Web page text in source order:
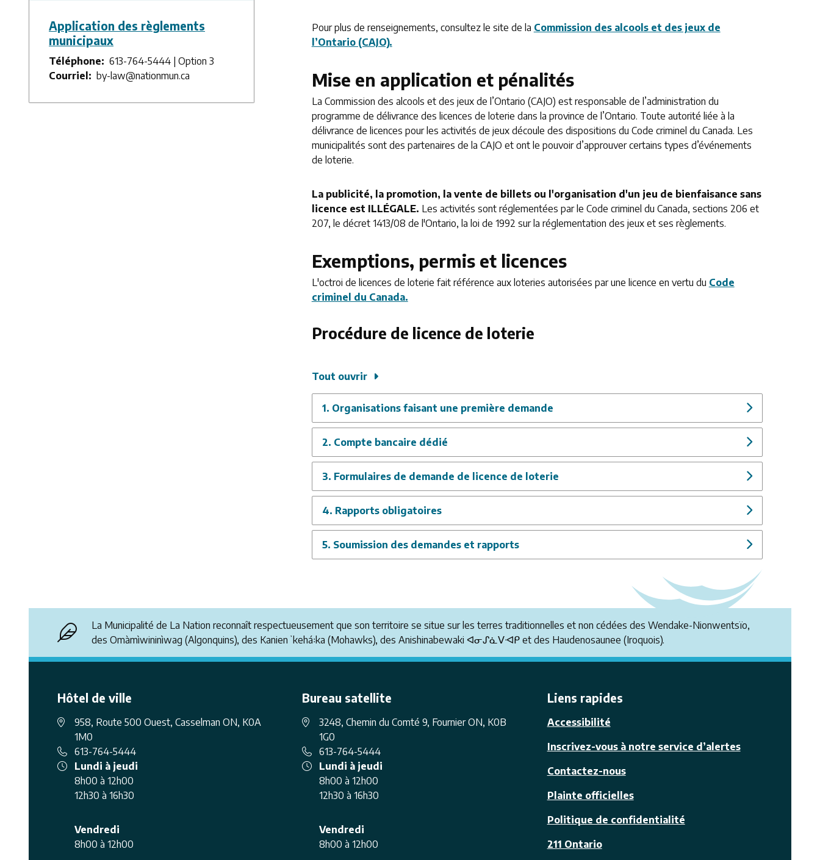
Application des règlements
municipaux
Téléphone
613-764-5444 | Option 3
Courriel
by-law@nationmun.ca
Pour plus de renseignements, consultez le site de la Commission des alcools et des jeux de
l’Ontario (CAJO).
Mise en application et pénalités
La Commission des alcools et des jeux de l’Ontario (CAJO) est responsable de l’administration du
programme de délivrance des licences de loterie dans la province de l’Ontario. Toute autorité liée à la
délivrance de licences pour les activités de jeux découle des dispositions du Code criminel du Canada. Les
municipalités sont des partenaires de la CAJO et ont le pouvoir d’approuver certains types d’événements
de loterie.
La publicité, la promotion, la vente de billets ou l'organisation d'un jeu de bienfaisance sans
licence est ILLÉGALE. Les activités sont réglementées par le Code criminel du Canada, sections 206 et
207, le décret 1413/08 de l'Ontario, la loi de 1992 sur la réglementation des jeux et ses règlements.
Exemptions, permis et licences
L'octroi de licences de loterie fait référence aux loteries autorisées par une licence en vertu du Code
criminel du Canada.
Procédure de licence de loterie
Tout ouvrir
1. Organisations faisant une première demande
2. Compte bancaire dédié
3. Formulaires de demande de licence de loterie
4. Rapports obligatoires
5. Soumission des demandes et rapports
La Municipalité de La Nation reconnaît respectueusement que son territoire se situe sur les terres traditionnelles et non cédées des Wendake-Nionwentsïo,
des Omàmìwininìwag (Algonquins), des Kanienʼkehá꞉ka (Mohawks), des Anishinabewaki ᐊᓂᔑᓈᐯᐗᑭ et des Haudenosaunee (Iroquois).
Hôtel de ville
958, Route 500 Ouest, Casselman ON, K0A
1M0
613-764-5444
Lundi à jeudi
8h00 à 12h00
12h30 à 16h30
Vendredi
8h00 à 12h00
Bureau satellite
3248, Chemin du Comté 9, Fournier ON, K0B
1G0
613-764-5444
Lundi à jeudi
8h00 à 12h00
12h30 à 16h30
Vendredi
8h00 à 12h00
Liens rapides
Accessibilité
Inscrivez-vous à notre service d’alertes
Contactez-nous
Plainte officielles
Politique de confidentialité
211 Ontario